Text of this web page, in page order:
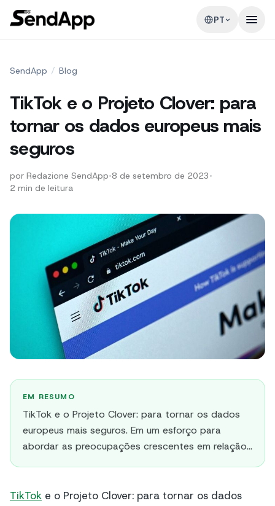
PT
SendApp / Blog
TikTok e o Projeto Clover: para
tornar os dados europeus mais
seguros
por Redazione SendApp•8 de setembro de 2023•
2 min de leitura
EM RESUMO
TikTok e o Projeto Clover: para tornar os dados
europeus mais seguros. Em um esforço para
abordar as preocupações crescentes em relação…
TikTok e o Projeto Clover: para tornar os dados